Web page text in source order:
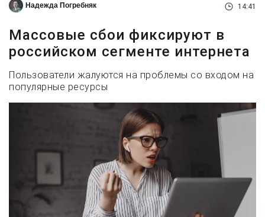
Надежда Погребняк 14:41
Массовые сбои фиксируют в
российском сегменте интернета
Пользователи жалуются на проблемы со входом на
популярные ресурсы